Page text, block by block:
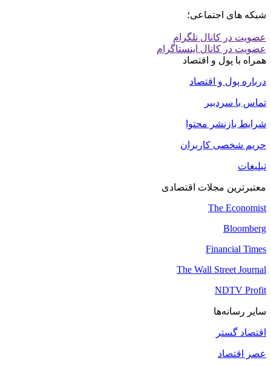
شبکه های اجتماعی؛
عضویت در کانال تلگرام
عضویت در کانال اینستاگرام
همراه با پول و اقتصاد
درباره پول و اقتصاد
تماس با سردبیر
شرایط بازنشر محتوا
حریم شخصی کاربران
تبلیغات
معتبرترین مجلات اقتصادی
The Economist
Bloomberg
Financial Times
The Wall Street Journal
NDTV Profit
سایر رسانه‌ها
اقتصاد گستر
عصر اقتصاد